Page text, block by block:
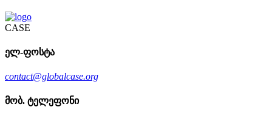
CASE
ელ-ფოსტა
contact@globalcase.org
მობ. ტელეფონი